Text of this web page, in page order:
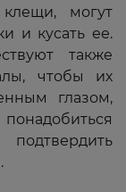
могут
и кусать ее.
также
чтобы их
глазом,